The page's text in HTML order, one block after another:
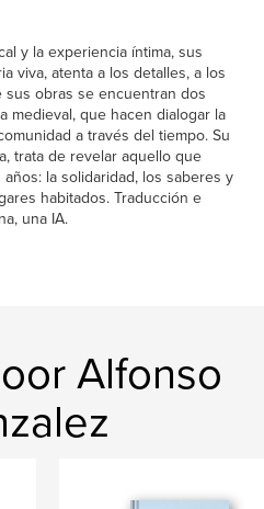
y la experiencia íntima, sus
viva, atenta a los detalles, a los
sus obras se encuentran dos
medieval, que hacen dialogar la
a través del tiempo. Su
trata de revelar aquello que
la solidaridad, los saberes y
habitados. Traducción e
una IA.
Alfonso